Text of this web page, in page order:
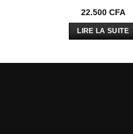
22.500 CFA
LIRE LA SUITE